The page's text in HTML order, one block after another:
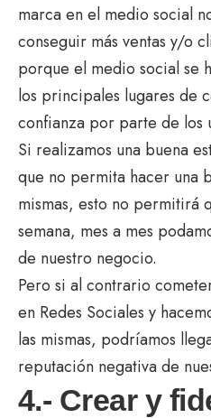
marca en el medio social
conseguir más ventas y/o
porque el medio social se
los principales lugares de
confianza por parte de los
Si realizamos una buena
que no permita hacer una
mismas, esto no permitirá
semana, mes a mes
de nuestro negocio.
Pero si al contrario
en Redes Sociales y
las mismas, podríamos
reputación negativa de
4.- Crear y